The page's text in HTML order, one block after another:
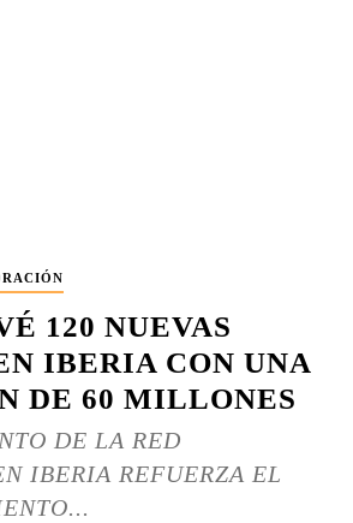
120 NUEVAS
IBERIA CON UNA
DE 60 MILLONES
DE LA RED
IBERIA REFUERZA EL